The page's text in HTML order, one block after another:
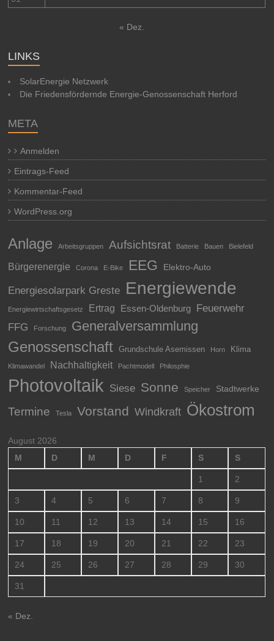
« Dez.
LINKS
SolarEnergie Netzwerk
Die Friedensfördernde Energie-Genossenschaft Herford
META
Anmelden
Eintrags-Feed
Kommentar-Feed
WordPress.org
Anlage Arbeitsgruppen Aufsichtsrat Batterie Bauen Bielefeld
Bürgerenergie Corona E-Bike EEG Elektro-Auto
Energiesolarpark Greste Energiewende
Energiewirtschaftsgesetz Ertrag Essen-Oldenburg
Feuerwehr
FFG
Forschung Generalversammlung
Genossenschaft Grundschule Asemissen Horn Klima
Klimawandel Nachhaltigkeit Pachtmodell Philosphie
Photovoltaik Siese Sonne Speicher Stadtwerke
Termine Tesla Vorstand Windkraft Ökostrom
August 2026
M
D M D F S S
1 2
3 4 5 6 7 8 9
10 11 12 13 14 15 16
17 18 19 20 21 22 23
24 25 26 27 28 29 30
31
« Dez.